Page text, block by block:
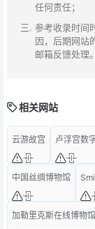
任何责任；
参考收录时间
因，后期网站
邮箱反馈处理。
相关网站
云游故宫 卢浮宫数
中国丝绸博物馆
加勒里克斯在线博物馆